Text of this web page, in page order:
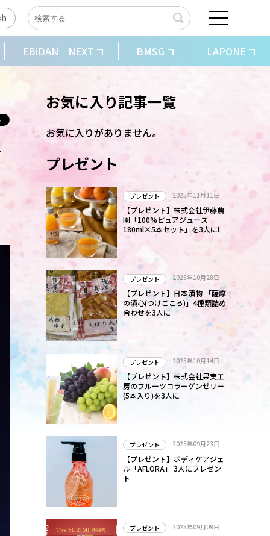
EBiDAN NEXT BMSG LAPONE
お気に入り記事一覧
お気に入りがありません。
プレゼント
プレゼント 2025年11月11日
【プレゼント】株式会社伊藤農
園「100%ピュアジュース
180ml×5本セット」を3人に!
プレゼント 2025年10月28日
【プレゼント】日本漬物 「薩摩
の漬心(つけごころ)」4種類詰め
合わせを3人に
プレゼント 2025年10月14日
【プレゼント】株式会社果実工
房のフルーツコラーゲンゼリー
(5本入り)を3人に
プレゼント 2025年09月23日
【プレゼント】ボディケアジェ
ル「AFLORA」 3人にプレゼン
ト
プレゼント 2025年09月09日